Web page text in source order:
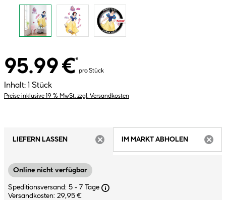
95.99 €*
pro Stück
Inhalt: 1 Stück
Preise inklusive 19 % MwSt. zzgl. Versandkosten
LIEFERN LASSEN
IM MARKT ABHOLEN
Online nicht verfügbar
Speditionsversand: 5 - 7 Tage
Versandkosten: 29,95 €